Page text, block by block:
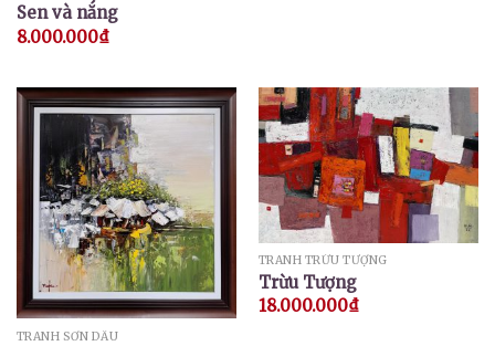
Sen và nắng
8.000.000₫
TRANH SƠN DẦU
TRANH TRỪU TƯỢNG
Trừu Tượng
18.000.000₫